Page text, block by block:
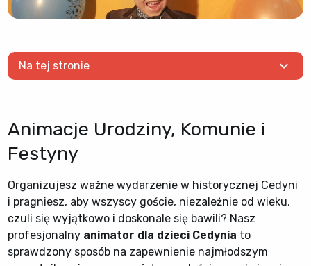
Na tej stronie expand_more
Animacje Urodziny, Komunie i
Festyny
Organizujesz ważne wydarzenie w historycznej Cedyni
i pragniesz, aby wszyscy goście, niezależnie od wieku,
czuli się wyjątkowo i doskonale się bawili? Nasz
profesjonalny animator dla dzieci Cedynia to
sprawdzony sposób na zapewnienie najmłodszym